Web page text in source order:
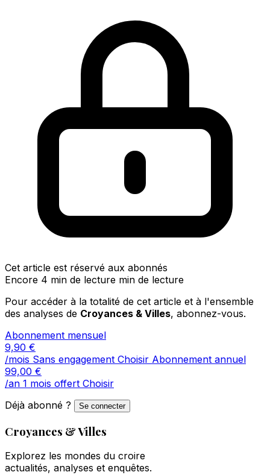
Cet article est réservé aux abonnés
Encore 4 min de lecture min de lecture
Pour accéder à la totalité de cet article et à l'ensemble
des analyses de Croyances & Villes, abonnez-vous.
Abonnement mensuel
9,90 €
/mois Sans engagement Choisir Abonnement annuel
99,00 €
/an 1 mois offert Choisir
Déjà abonné ?
Se connecter
Croyances & Villes
Explorez les mondes du croire
actualités, analyses et enquêtes.